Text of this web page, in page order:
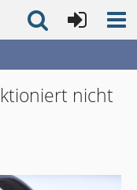
nicht